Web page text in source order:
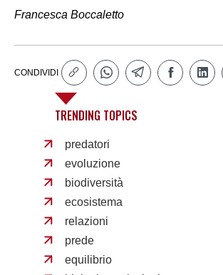
Francesca Boccaletto
CONDIVIDI
TRENDING TOPICS
predatori
evoluzione
biodiversità
ecosistema
relazioni
prede
equilibrio